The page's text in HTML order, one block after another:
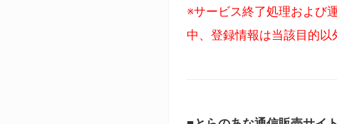
※サービス終了処理および
中、登録情報は当該目的以